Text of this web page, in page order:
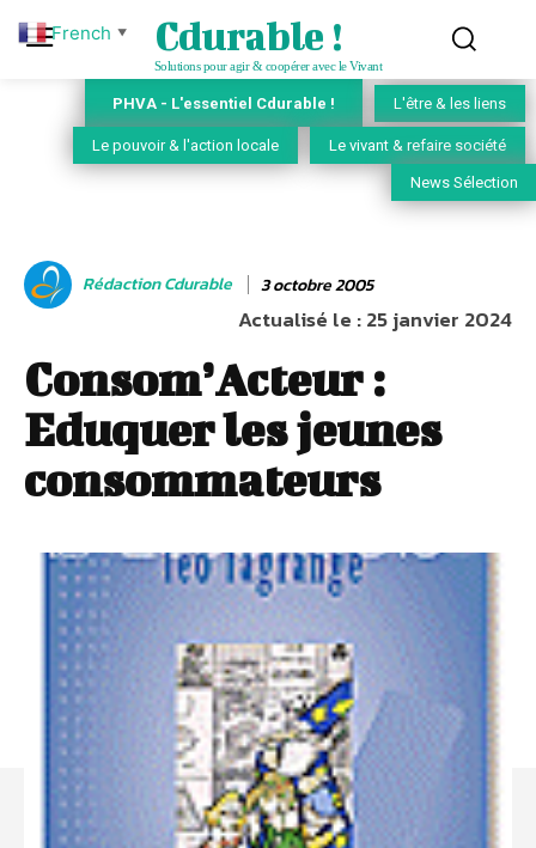
Cdurable !
Solutions pour agir & coopérer avec le Vivant
PHVA - L'essentiel Cdurable ! L'être & les liens
Le pouvoir & l'action locale Le vivant & refaire société
News Sélection
Rédaction Cdurable 3 octobre 2005
Actualisé le :25 janvier 2024
Consom’Acteur :
Eduquer les jeunes
consommateurs
French ▼